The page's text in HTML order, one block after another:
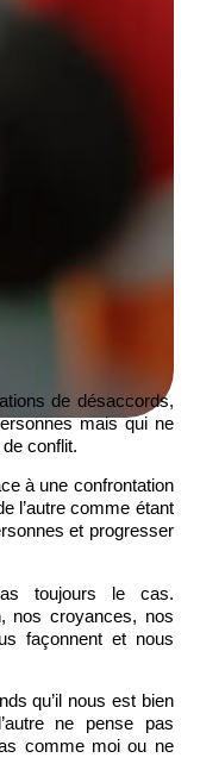
de désaccords,
mais qui ne
conflit.
à une confrontation
l’autre comme étant
et progresser
toujours le cas.
nos croyances, nos
façonnent et nous
qu’il nous est bien
ne pense pas
comme moi ou ne